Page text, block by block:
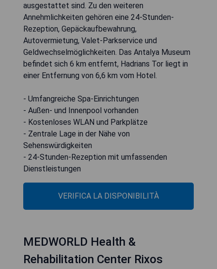
ausgestattet sind. Zu den weiteren
Annehmlichkeiten gehören eine 24-Stunden-
Rezeption, Gepäckaufbewahrung,
Autovermietung, Valet-Parkservice und
Geldwechselmöglichkeiten. Das Antalya Museum
befindet sich 6 km entfernt, Hadrians Tor liegt in
einer Entfernung von 6,6 km vom Hotel.
- Umfangreiche Spa-Einrichtungen
- Außen- und Innenpool vorhanden
- Kostenloses WLAN und Parkplätze
- Zentrale Lage in der Nähe von
Sehenswürdigkeiten
- 24-Stunden-Rezeption mit umfassenden
Dienstleistungen
VERIFICA LA DISPONIBILITÀ
MEDWORLD Health &
Rehabilitation Center Rixos